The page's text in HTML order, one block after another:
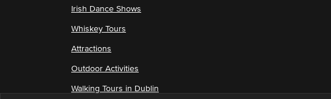
Irish Dance Shows
Whiskey Tours
Attractions
Outdoor Activities
Walking Tours in Dublin